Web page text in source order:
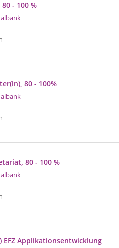
- 100 %
80 - 100%
80 - 100 %
Applikationsentwicklung